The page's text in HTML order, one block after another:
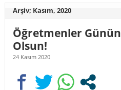
Arşiv; Kasım, 2020
Öğretmenler
Olsun!
24 Kasım 2020